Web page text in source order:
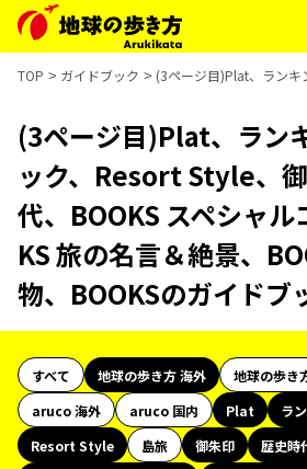
TOP ガイドブック (3ページ目)Plat、ランキ
(3ページ目)Plat、ラン
ック、Resort Style、
代、BOOKS スペシャル
KS 旅の名言＆絶景、
物、BOOKSのガイドブ
すべて 地球の歩き方 海外
地球の歩き
aruco 海外
aruco 国内 Plat
ラ
Resort Style
島旅 御朱印 歴史時